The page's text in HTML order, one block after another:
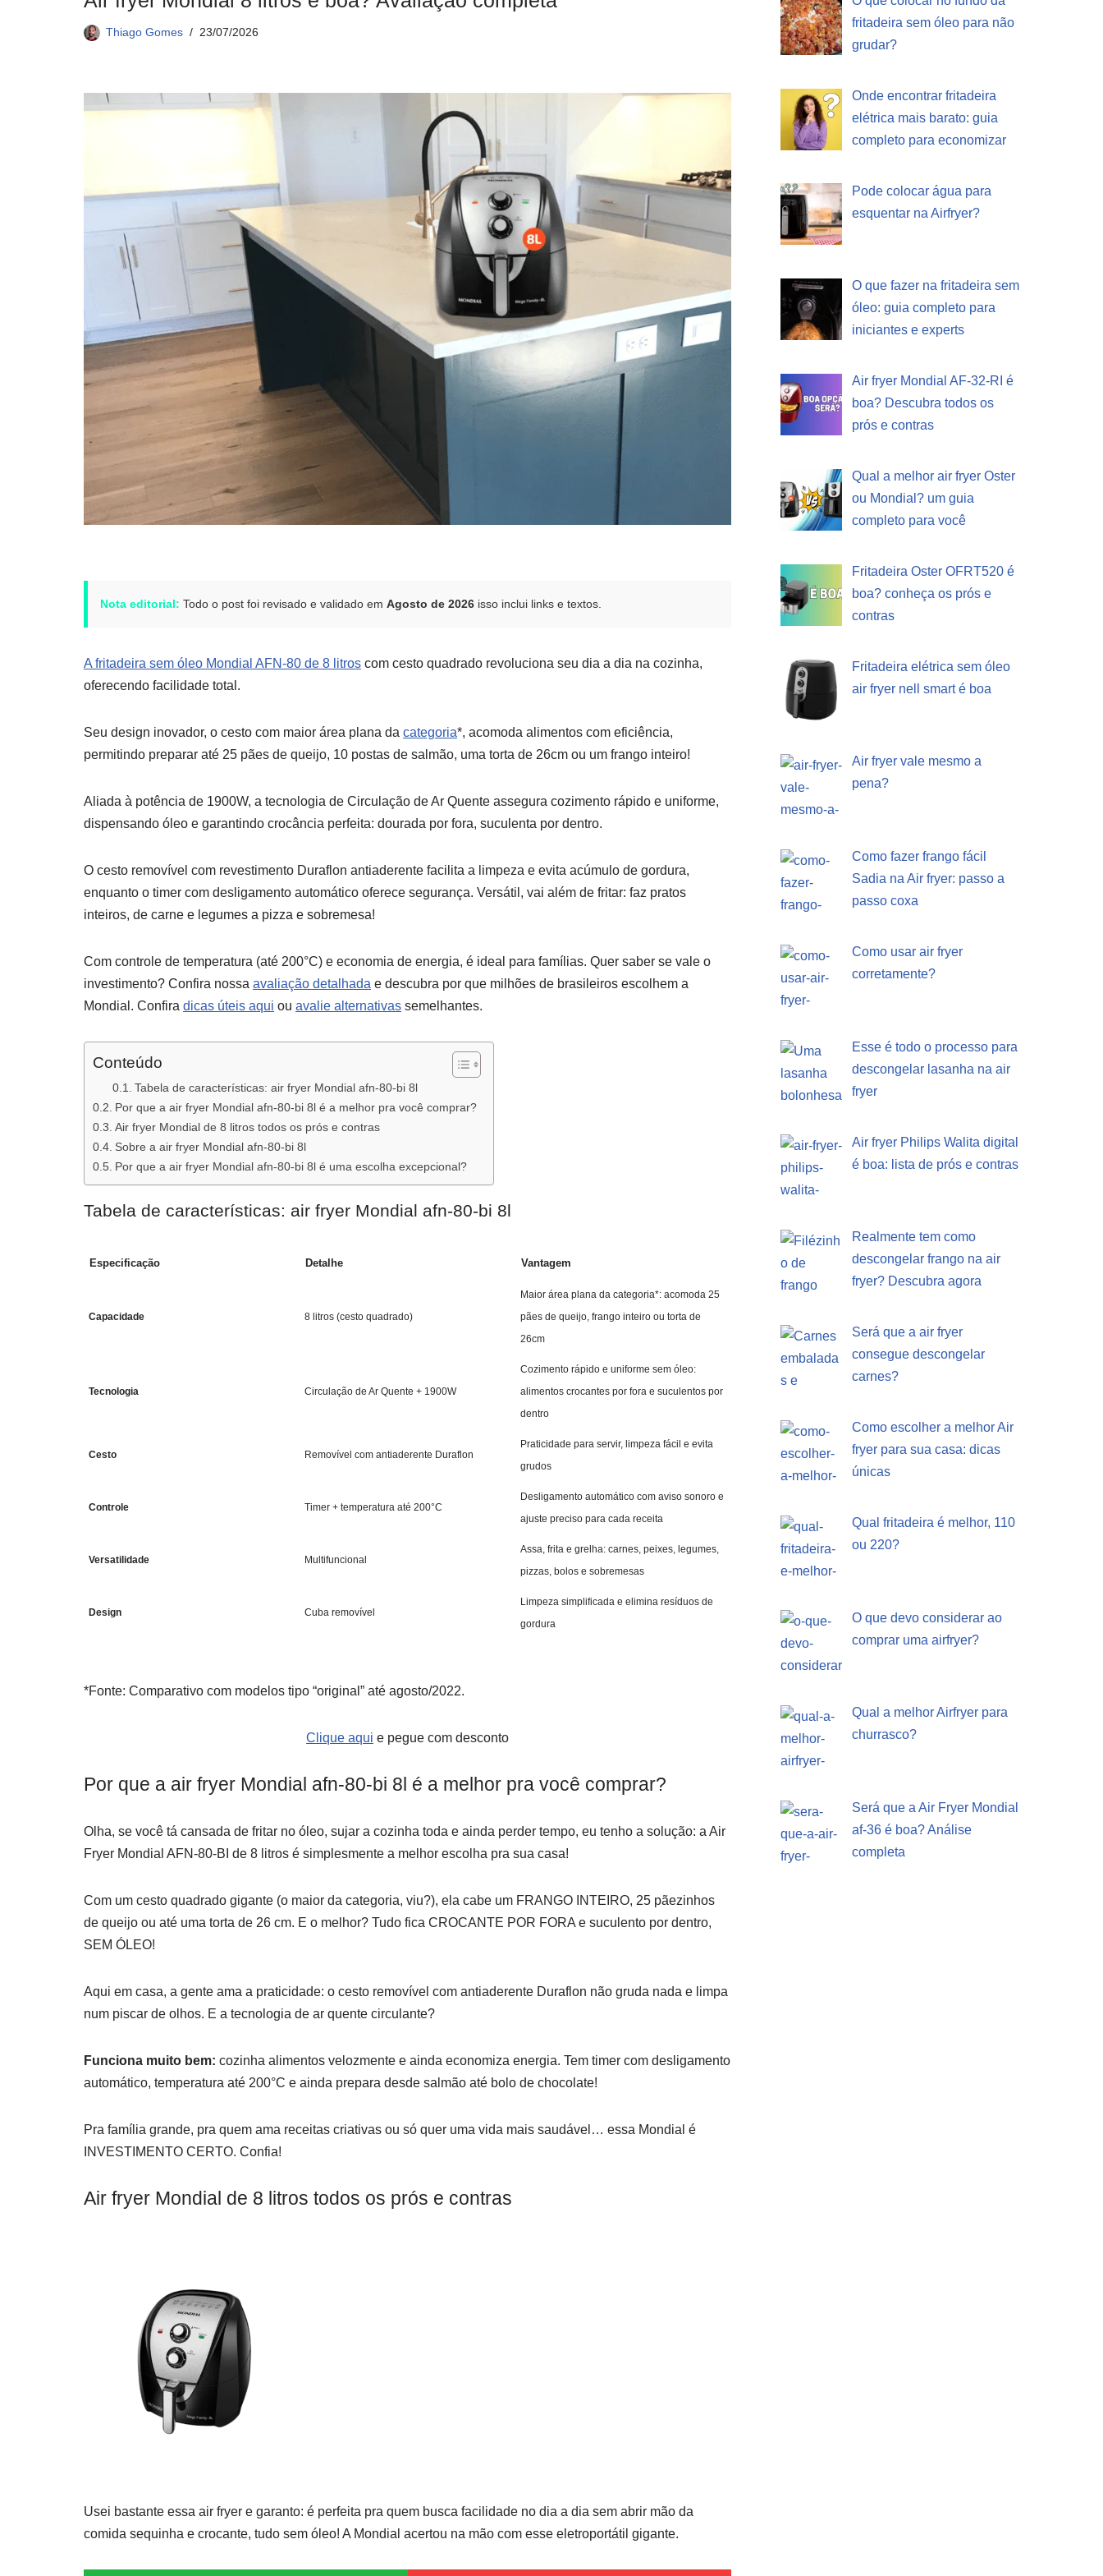
Thiago Gomes 23/07/2026
Nota editorial: Todo o post foi revisado e validado em Agosto de 2026 isso inclui links e textos.
A fritadeira sem óleo Mondial AFN-80 de 8 litros com cesto quadrado revoluciona seu dia a dia na cozinha,
oferecendo facilidade total.
Seu design inovador, o cesto com maior área plana da categoria*, acomoda alimentos com eficiência,
permitindo preparar até 25 pães de queijo, 10 postas de salmão, uma torta de 26cm ou um frango inteiro!
Aliada à potência de 1900W, a tecnologia de Circulação de Ar Quente assegura cozimento rápido e uniforme,
dispensando óleo e garantindo crocância perfeita: dourada por fora, suculenta por dentro.
O cesto removível com revestimento Duraflon antiaderente facilita a limpeza e evita acúmulo de gordura,
enquanto o timer com desligamento automático oferece segurança. Versátil, vai além de fritar: faz pratos
inteiros, de carne e legumes a pizza e sobremesa!
Com controle de temperatura (até 200°C) e economia de energia, é ideal para famílias. Quer saber se vale o
investimento? Confira nossa avaliação detalhada e descubra por que milhões de brasileiros escolhem a
Mondial. Confira dicas úteis aqui ou avalie alternativas semelhantes.
Conteúdo
Tabela de características: air fryer Mondial afn-80-bi 8l
Por que a air fryer Mondial afn-80-bi 8l é a melhor pra você comprar?
Air fryer Mondial de 8 litros todos os prós e contras
Sobre a air fryer Mondial afn-80-bi 8l
Por que a air fryer Mondial afn-80-bi 8l é uma escolha excepcional?
Tabela de características: air fryer Mondial afn-80-bi 8l
Especificação Detalhe Vantagem
Capacidade 8 litros (cesto quadrado)
Maior área plana da categoria*: acomoda 25
pães de queijo, frango inteiro ou torta de
26cm
Tecnologia Circulação de Ar Quente + 1900W
Cozimento rápido e uniforme sem óleo:
alimentos crocantes por fora e suculentos por
dentro
Cesto Removível com antiaderente Duraflon
Praticidade para servir, limpeza fácil e evita
grudos
Controle Timer + temperatura até 200°C
Desligamento automático com aviso sonoro e
ajuste preciso para cada receita
Versatilidade Multifuncional
Assa, frita e grelha: carnes, peixes, legumes,
pizzas, bolos e sobremesas
Design Cuba removível
Limpeza simplificada e elimina resíduos de
gordura
*Fonte: Comparativo com modelos tipo “original” até agosto/2022.
Clique aqui e pegue com desconto
Por que a air fryer Mondial afn-80-bi 8l é a melhor pra você comprar?
Olha, se você tá cansada de fritar no óleo, sujar a cozinha toda e ainda perder tempo, eu tenho a solução: a Air
Fryer Mondial AFN-80-BI de 8 litros é simplesmente a melhor escolha pra sua casa!
Com um cesto quadrado gigante (o maior da categoria, viu?), ela cabe um FRANGO INTEIRO, 25 pãezinhos
de queijo ou até uma torta de 26 cm. E o melhor? Tudo fica CROCANTE POR FORA e suculento por dentro,
SEM ÓLEO!
Aqui em casa, a gente ama a praticidade: o cesto removível com antiaderente Duraflon não gruda nada e limpa
num piscar de olhos. E a tecnologia de ar quente circulante?
Funciona muito bem: cozinha alimentos velozmente e ainda economiza energia. Tem timer com desligamento
automático, temperatura até 200°C e ainda prepara desde salmão até bolo de chocolate!
Pra família grande, pra quem ama receitas criativas ou só quer uma vida mais saudável… essa Mondial é
INVESTIMENTO CERTO. Confia!
Air fryer Mondial de 8 litros todos os prós e contras
Usei bastante essa air fryer e garanto: é perfeita pra quem busca facilidade no dia a dia sem abrir mão da
comida sequinha e crocante, tudo sem óleo! A Mondial acertou na mão com esse eletroportátil gigante.
fritadeira sem óleo para não
grudar?
Onde encontrar fritadeira
elétrica mais barato: guia
completo para economizar
Pode colocar água para
esquentar na Airfryer?
O que fazer na fritadeira sem
óleo: guia completo para
iniciantes e experts
Air fryer Mondial AF-32-RI é
boa? Descubra todos os
prós e contras
Qual a melhor air fryer Oster
ou Mondial? um guia
completo para você
Fritadeira Oster OFRT520 é
boa? conheça os prós e
contras
Fritadeira elétrica sem óleo
air fryer nell smart é boa
Air fryer vale mesmo a
pena?
Como fazer frango fácil
Sadia na Air fryer: passo a
passo coxa
Como usar air fryer
corretamente?
Esse é todo o processo para
descongelar lasanha na air
fryer
Air fryer Philips Walita digital
é boa: lista de prós e contras
Realmente tem como
descongelar frango na air
fryer? Descubra agora
Será que a air fryer
consegue descongelar
carnes?
Como escolher a melhor Air
fryer para sua casa: dicas
únicas
Qual fritadeira é melhor, 110
ou 220?
O que devo considerar ao
comprar uma airfryer?
Qual a melhor Airfryer para
churrasco?
Será que a Air Fryer Mondial
af-36 é boa? Análise
completa